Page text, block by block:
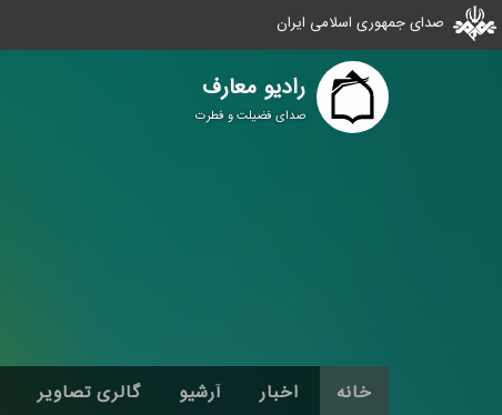
صدای جمهوری اسلامی ایران
رادیو معارف
صدای فضیلت و فطرت
خانه اخبار آرشیو گالری تصاویر